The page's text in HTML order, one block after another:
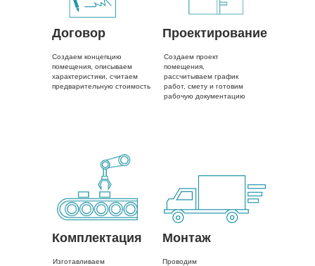
Создаем проект
помещения,
рассчитываем график
работ, смету и готовим
рабочую документацию
Проектирование
Изготавливаем
Комплектация
Создаем концепцию
помещения, описываем
характеристики, считаем
предварительную стоимость
Договор
Проводим
Монтаж